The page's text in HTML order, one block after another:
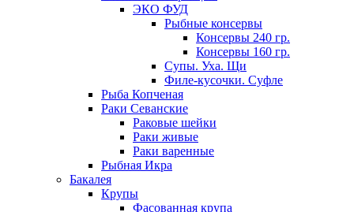
ЭКО ФУД
Рыбные консервы
Консервы 240 гр.
Консервы 160 гр.
Супы. Уха. Щи
Филе-кусочки. Суфле
Рыба Копченая
Раки Севанские
Раковые шейки
Раки живые
Раки варенные
Рыбная Икра
Бакалея
Крупы
Фасованная крупа